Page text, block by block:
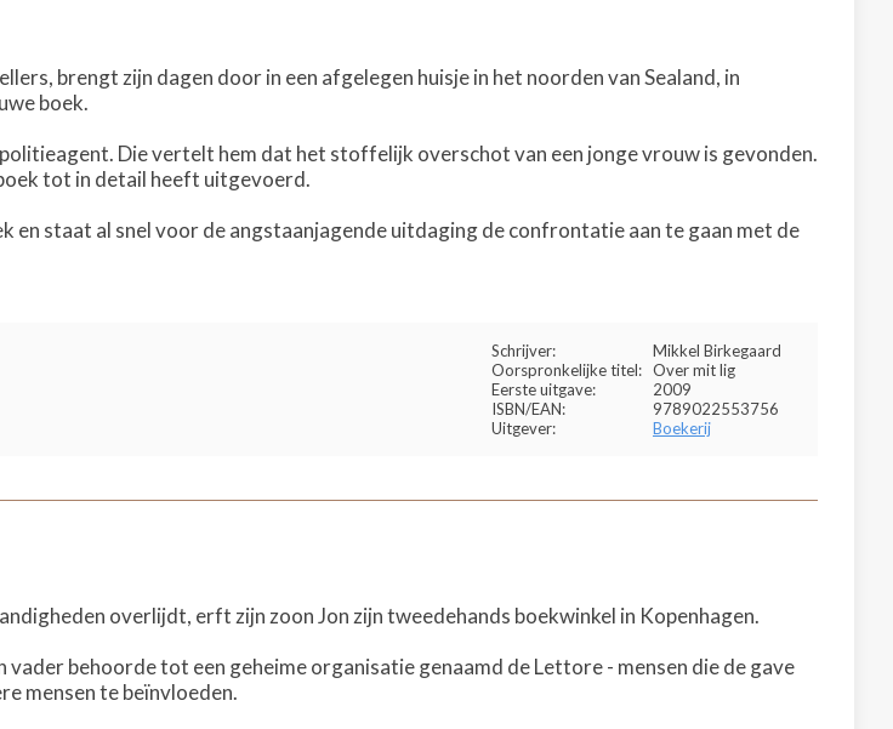
brengt zijn dagen door in een afgelegen huisje in het noorden van Sealand, in
boek.
Die vertelt hem dat het stoffelijk overschot van een jonge vrouw is gevonden.
tot in detail heeft uitgevoerd.
staat al snel voor de angstaanjagende uitdaging de confrontatie aan te gaan met de
Schrijver:
Mikkel Birkegaard
Oorspronkelijke titel: Over mit lig
Eerste uitgave:
2009
ISBN/EAN:
9789022553756
Uitgever:
Boekerij
overlijdt, erft zijn zoon Jon zijn tweedehands boekwinkel in Kopenhagen.
behoorde tot een geheime organisatie genaamd de Lettore - mensen die de gave
mensen te beïnvloeden.